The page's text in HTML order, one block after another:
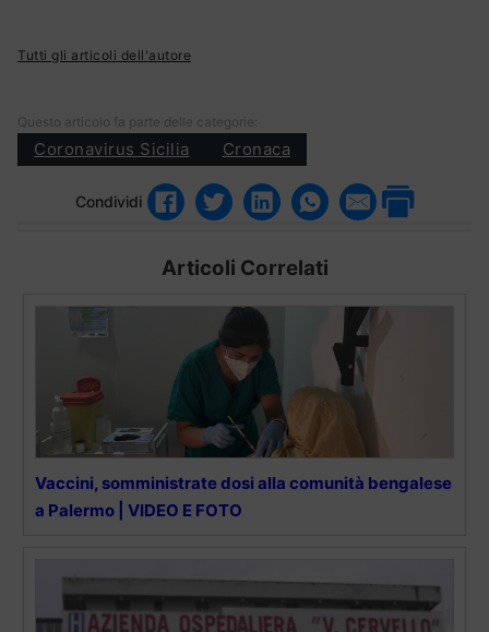
Tutti gli articoli dell'autore
Questo articolo fa parte delle categorie:
Coronavirus Sicilia Cronaca
Condividi
Articoli Correlati
Vaccini, somministrate dosi alla comunità bengalese
a Palermo | VIDEO E FOTO